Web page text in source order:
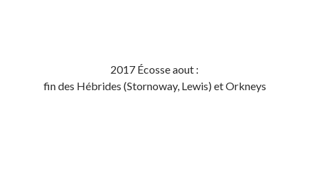
2017 Écosse aout :
fin des Hébrides (Stornoway, Lewis) et Orkneys